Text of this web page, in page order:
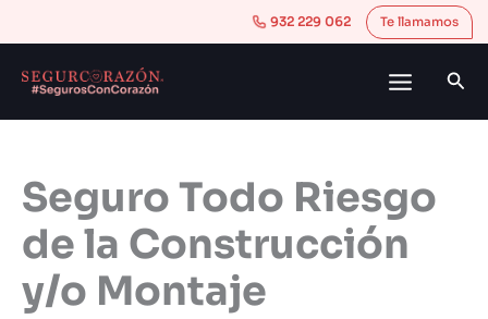
932 229 062 Te llamamos
Seguro Todo Riesgo
de la Construcción
y/o Montaje
s
a